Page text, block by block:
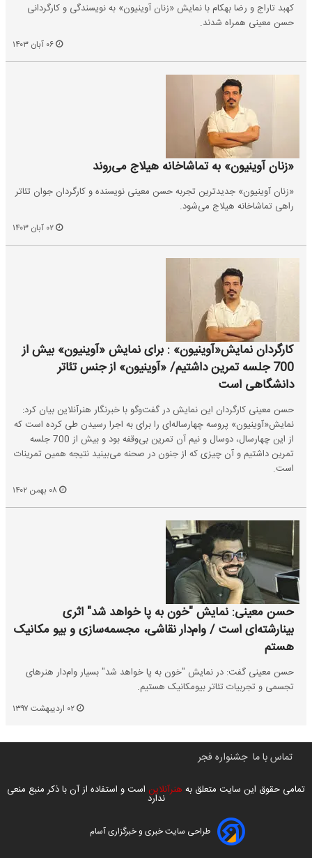
کهبد تاراج و رضا بهکام با نمایش «زنان آوینیون» به نویسندگی و کارگردانی
حسن معینی همراه شدند.
«زنان آوینیون» به تماشاخانه هیلاج می‌روند
«زنان آوینیون» جدیدترین تجربه حسن معینی نویسنده و کارگردان جوان تئاتر
راهی تماشاخانه هیلاج می‌شود.
کارگردان نمایش«آوینیون» : برای نمایش «آوینیون» بیش از
700 جلسه تمرین داشتیم/ «آوینیون» از جنس تئاتر
دانشگاهی است
حسن معینی کارگردان این نمایش در گفت‌وگو با خبرنگار هنرآنلاین بیان کرد:
نمایش«آوینیون» پروسه چهارساله‌ای را برای به اجرا رسیدن طی کرده است که
از این چهارسال، دوسال و نیم آن تمرین بی‌وقفه بود و بیش از 700 جلسه
تمرین داشتیم و آن چیزی که از جنون در صحنه می‌بینید نتیجه همین تمرینات
است.
حسن معینی: نمایش "خون به پا خواهد شد" اثری
بینارشته‌ای است / وام‌دار نقاشی، مجسمه‌سازی و بیو مکانیک
هستم
حسن معینی گفت: در نمایش "خون به پا خواهد شد" بسیار وام‌دار هنرهای
تجسمی و تجربیات تئاتر بیومکانیک هستیم.
تماس با ما جشنواره فجر
تمامی حقوق این سایت متعلق به هنرآنلاین است و استفاده از آن با ذکر منبع منعی
ندارد
طراحی سایت خبری و خبرگزاری آسام